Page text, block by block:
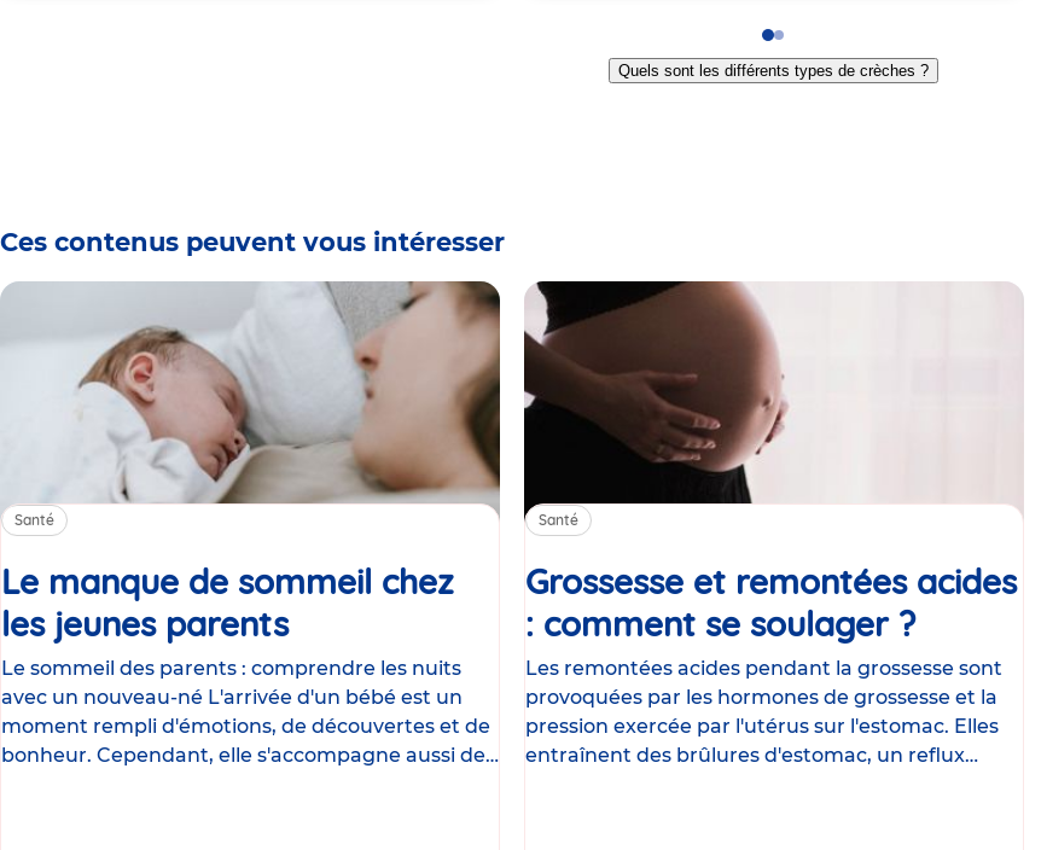
Go
to
slide
Go
to
slide
Quels sont les différents types de crèches ?
Ces contenus peuvent vous intéresser
Santé
Le manque de sommeil chez
les jeunes parentsArticle
Le sommeil des parents : comprendre les nuits
avec un nouveau-né L'arrivée d'un bébé est un
moment rempli d'émotions, de découvertes et de
bonheur. Cependant, elle s'accompagne aussi de
Santé
Grossesse et remontées acides
: comment se soulager ?Article
Les remontées acides pendant la grossesse sont
provoquées par les hormones de grossesse et la
pression exercée par l'utérus sur l'estomac. Elles
entraînent des brûlures d'estomac, un reflux